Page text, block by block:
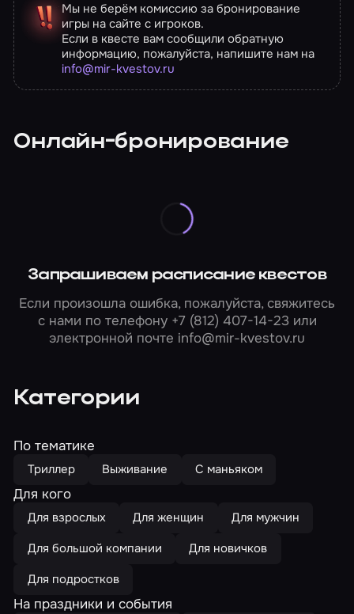
Мы не берём комиссию за бронирование
игры на сайте с игроков.
Если в квесте вам сообщили обратную
информацию, пожалуйста, напишите нам на
info@mir-kvestov.ru
Онлайн-бронирование
Запрашиваем расписание квестов
Если произошла ошибка, пожалуйста, свяжитесь
с нами по телефону +7 (812) 407-14-23или
электронной почте info@mir-kvestov.ru
Категории
По тематике
Триллер Выживание С маньяком
Для кого
Для взрослых Для женщин
Для мужчин
Для большой компании
Для новичков
Для подростков
На праздники и события